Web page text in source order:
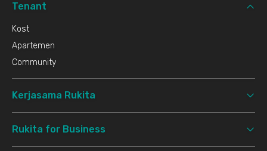
Tenant
Kost
Apartemen
Community
Kerjasama Rukita
Rukita for Business